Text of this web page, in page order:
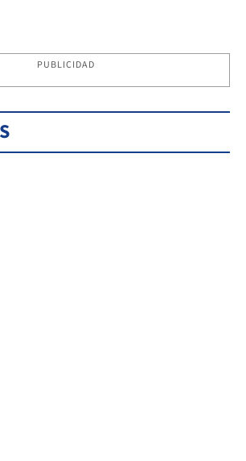
PUBLICIDAD